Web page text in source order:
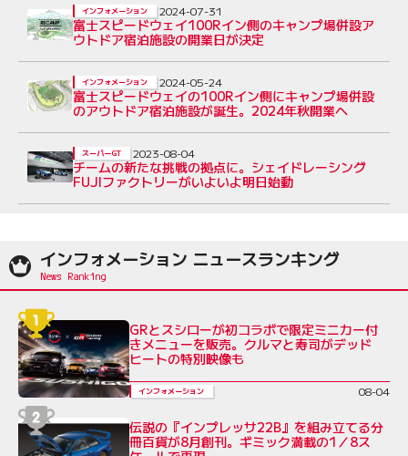
富士スピードウェイ100Rイン側のキャンプ場併設ア
ウトドア宿泊施設の開業日が決定
インフォメーション 2024-07-31
富士スピードウェイの100Rイン側にキャンプ場併設
のアウトドア宿泊施設が誕生。2024年秋開業へ
インフォメーション 2024-05-24
チームの新たな挑戦の拠点に。シェイドレーシング
FUJIファクトリーがいよいよ明日始動
スーパーGT 2023-08-04
インフォメーション ニュースランキング
GRとスシローが初コラボで限定ミニカー付
きメニューを販売。クルマと寿司がデッド
ヒートの特別映像も
インフォメーション 08-04
伝説の『インプレッサ22B』を組み立てる分
冊百貨が8月創刊。ギミック満載の1／8ス